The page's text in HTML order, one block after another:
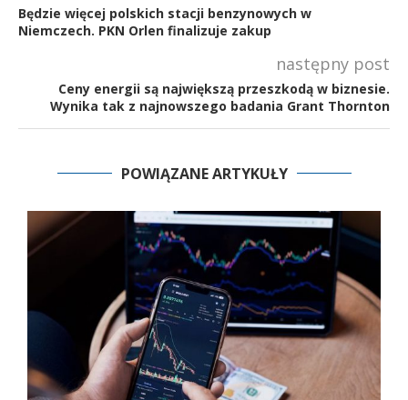
Będzie więcej polskich stacji benzynowych w
Niemczech. PKN Orlen finalizuje zakup
następny post
Ceny energii są największą przeszkodą w biznesie.
Wynika tak z najnowszego badania Grant Thornton
POWIĄZANE ARTYKUŁY